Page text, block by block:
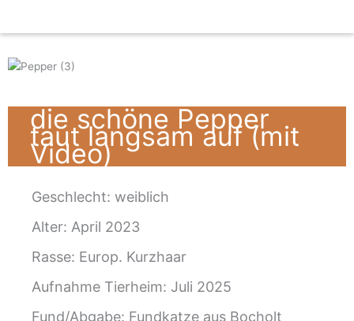
die schöne Pepper
taut langsam auf (mit
Video)
Geschlecht: weiblich
Alter: April 2023
Rasse: Europ. Kurzhaar
Aufnahme Tierheim: Juli 2025
Fund/Abgabe: Fundkatze aus Bocholt